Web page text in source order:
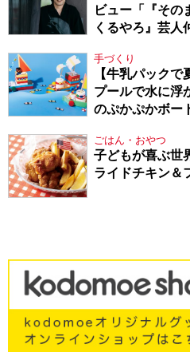
ビュー「『その
くるやろ』芸人
手づくり
【牛乳パック
プールで水に浮
のぷかぷかボー
ごはん・おやつ
子どもが喜ぶ世
ライドチキン＆